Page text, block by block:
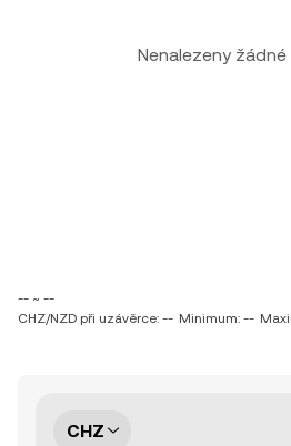
Nenalezeny
-- ~ --
CHZ/NZD při uzávěrce: -- Minimum: --
CHZ